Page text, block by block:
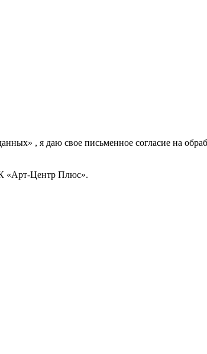
, я даю свое письменное согласие на
Центр Плюс».